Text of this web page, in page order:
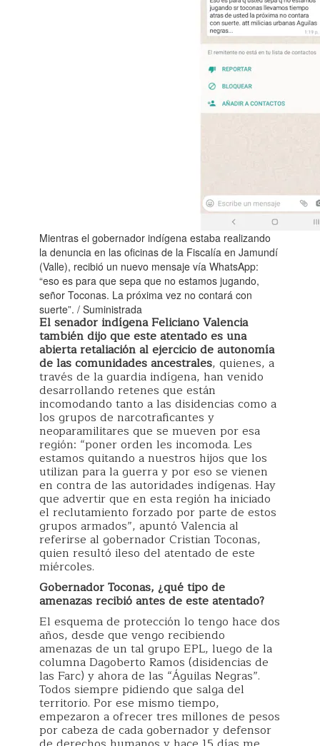
Mientras el gobernador indígena estaba realizando
la denuncia en las oficinas de la Fiscalía en Jamundí
(Valle), recibió un nuevo mensaje vía WhatsApp:
“eso es para que sepa que no estamos jugando,
señor Toconas. La próxima vez no contará con
suerte”. / Suministrada
El senador indígena Feliciano Valencia
también dijo que este atentado es una
abierta retaliación al ejercicio de autonomía
de las comunidades ancestrales, quienes, a
través de la guardia indígena, han venido
desarrollando retenes que están
incomodando tanto a las disidencias como a
los grupos de narcotraficantes y
neoparamilitares que se mueven por esa
región: “poner orden les incomoda. Les
estamos quitando a nuestros hijos que los
utilizan para la guerra y por eso se vienen
en contra de las autoridades indígenas. Hay
que advertir que en esta región ha iniciado
el reclutamiento forzado por parte de estos
grupos armados”, apuntó Valencia al
referirse al gobernador Cristian Toconas,
quien resultó ileso del atentado de este
miércoles.
Gobernador Toconas, ¿qué tipo de
amenazas recibió antes de este atentado?
El esquema de protección lo tengo hace dos
años, desde que vengo recibiendo
amenazas de un tal grupo EPL, luego de la
columna Dagoberto Ramos (disidencias de
las Farc) y ahora de las “Águilas Negras”.
Todos siempre pidiendo que salga del
territorio. Por ese mismo tiempo,
empezaron a ofrecer tres millones de pesos
por cabeza de cada gobernador y defensor